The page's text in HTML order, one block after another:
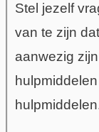
Stel jezelf
van te zijn
aanwezig